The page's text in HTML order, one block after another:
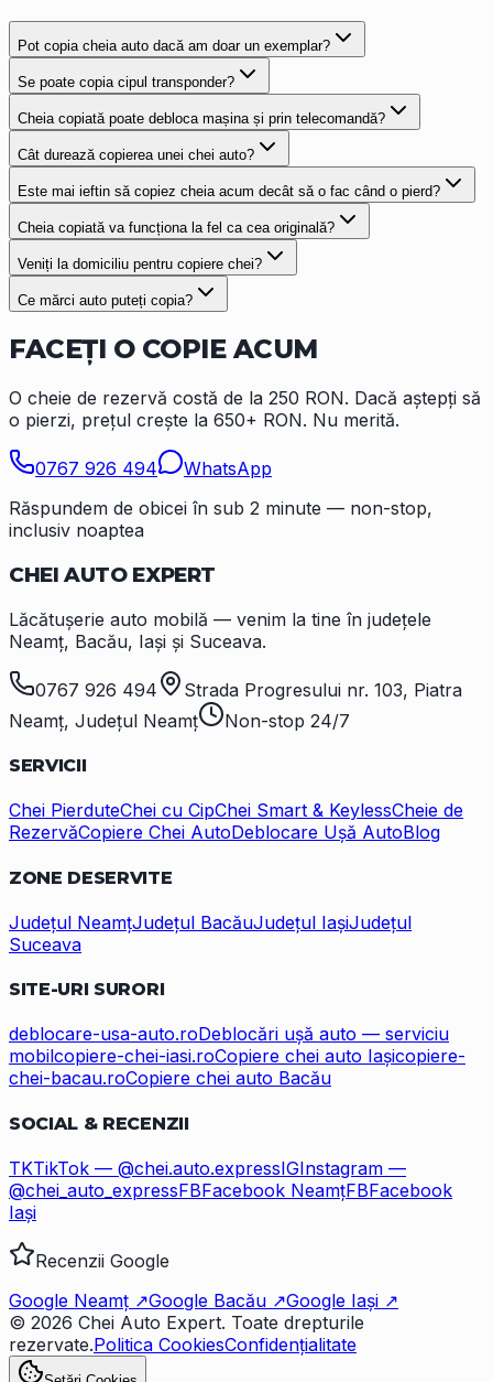
Pot copia cheia auto dacă am doar un exemplar?
Se poate copia cipul transponder?
Cheia copiată poate debloca mașina și prin telecomandă?
Cât durează copierea unei chei auto?
Este mai ieftin să copiez cheia acum decât să o fac când o pierd?
Cheia copiată va funcționa la fel ca cea originală?
Veniți la domiciliu pentru copiere chei?
Ce mărci auto puteți copia?
FACEȚI O COPIEACUM
O cheie de rezervă costă de la 250 RON. Dacă aștepți să
o pierzi, prețul crește la 650+ RON. Nu merită.
0767 926 494
WhatsApp
Răspundem de obicei în sub 2 minute — non-stop,
inclusiv noaptea
CHEI AUTO EXPERT
Lăcătușerie auto mobilă — venim la tine în județele
Neamț, Bacău, Iași și Suceava.
0767 926 494
Strada Progresului nr. 103, Piatra
Neamț, Județul Neamț
Non-stop 24/7
SERVICII
Chei PierduteChei cu CipChei Smart & KeylessCheie de
RezervăCopiere Chei AutoDeblocare Ușă AutoBlog
ZONE DESERVITE
Județul NeamțJudețul BacăuJudețul IașiJudețul
Suceava
SITE-URI SURORI
deblocare-usa-auto.roDeblocări ușă auto — serviciu
mobilcopiere-chei-iasi.roCopiere chei auto Iașicopiere-
chei-bacau.roCopiere chei auto Bacău
SOCIAL & RECENZII
TKTikTok — @chei.auto.expressIGInstagram —
@chei_auto_expressFBFacebook NeamțFBFacebook
Iași
Recenzii Google
Google Neamț ↗Google Bacău ↗Google Iași ↗
© 2026 Chei Auto Expert. Toate drepturile
rezervate.Politica CookiesConfidențialitate